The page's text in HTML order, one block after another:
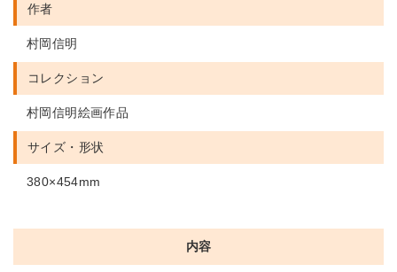
作者
村岡信明
コレクション
村岡信明絵画作品
サイズ・形状
380×454mm
内容